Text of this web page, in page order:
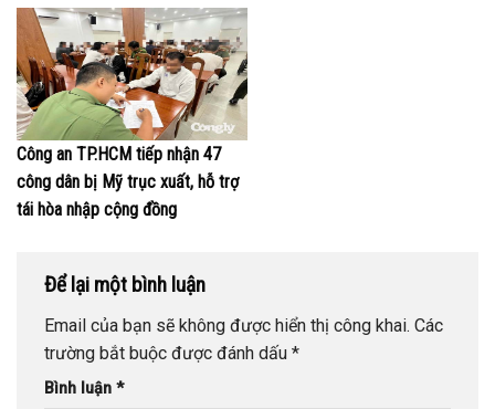
Công an TP.HCM tiếp nhận 47
công dân bị Mỹ trục xuất, hỗ trợ
tái hòa nhập cộng đồng
Để lại một bình luận
Email của bạn sẽ không được hiển thị công khai. Các
trường bắt buộc được đánh dấu *
Bình luận *